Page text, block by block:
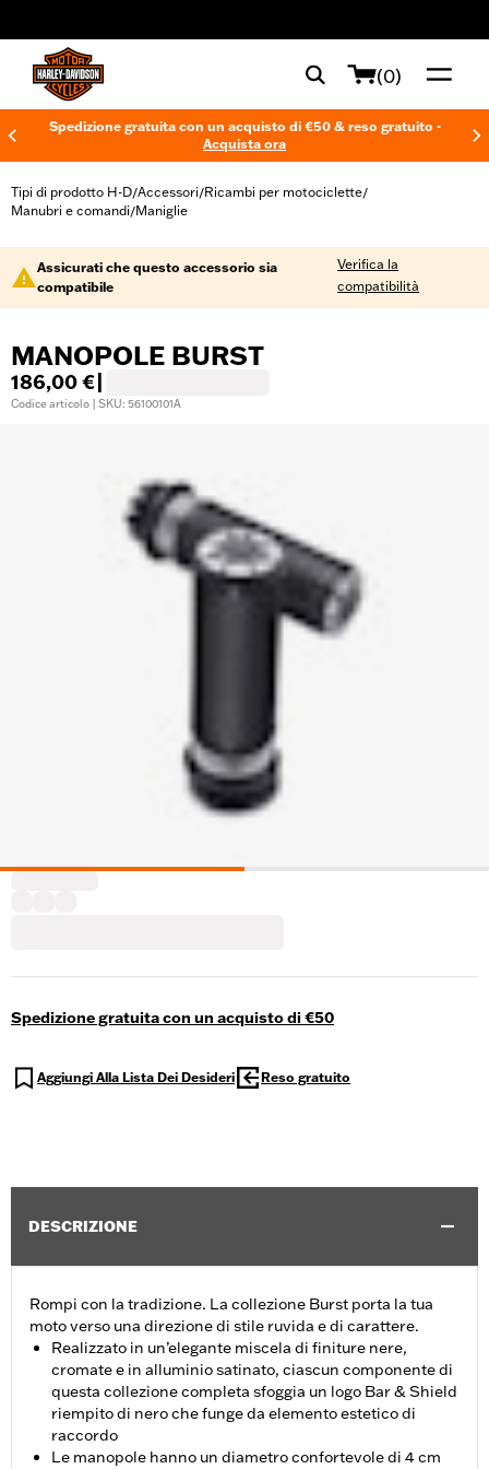
(0)
Spedizione gratuita con un acquisto di €50 & reso gratuito -
Acquista ora
Tipi di prodotto H-D/Accessori/Ricambi per motociclette/
Manubri e comandi/Maniglie
Assicurati che questo accessorio sia
compatibile
Verifica la
compatibilità
MANOPOLE BURST
186,00 €
Codice articolo | SKU: 56100101A
Spedizione gratuita con un acquisto di €50
Aggiungi Alla Lista Dei Desideri Reso gratuito
DESCRIZIONE
Rompi con la tradizione. La collezione Burst porta la tua
moto verso una direzione di stile ruvida e di carattere.
Realizzato in un’elegante miscela di finiture nere,
cromate e in alluminio satinato, ciascun componente di
questa collezione completa sfoggia un logo Bar & Shield
riempito di nero che funge da elemento estetico di
raccordo
Le manopole hanno un diametro confortevole di 4 cm